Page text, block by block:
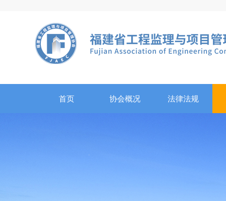
首页 协会概况 法律法规